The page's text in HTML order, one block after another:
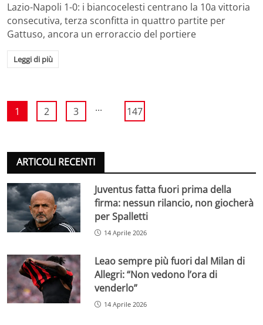
Lazio-Napoli 1-0: i biancocelesti centrano la 10a vittoria
consecutiva, terza sconfitta in quattro partite per
Gattuso, ancora un erroraccio del portiere
Leggi di più
1 2 3 ... 147
ARTICOLI RECENTI
Juventus fatta fuori prima della
firma: nessun rilancio, non giocherà
per Spalletti
14 Aprile 2026
Leao sempre più fuori dal Milan di
Allegri: “Non vedono l’ora di
venderlo”
14 Aprile 2026